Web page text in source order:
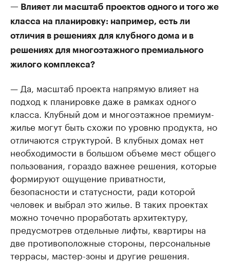
— Влияет ли масштаб проектов одного и того же
класса на планировку: например, есть ли
отличия в решениях для клубного дома и в
решениях для многоэтажного премиального
жилого комплекса?
— Да, масштаб проекта напрямую влияет на
подход к планировке даже в рамках одного
класса. Клубный дом и многоэтажное премиум-
жилье могут быть схожи по уровню продукта, но
отличаются структурой. В клубных домах нет
необходимости в большом объеме мест общего
пользования, гораздо важнее решения, которые
формируют ощущение приватности,
безопасности и статусности, ради которой
человек и выбрал это жилье. В таких проектах
можно точечно проработать архитектуру,
предусмотрев отдельные лифты, квартиры на
две противоположные стороны, персональные
террасы, мастер-зоны и другие решения.